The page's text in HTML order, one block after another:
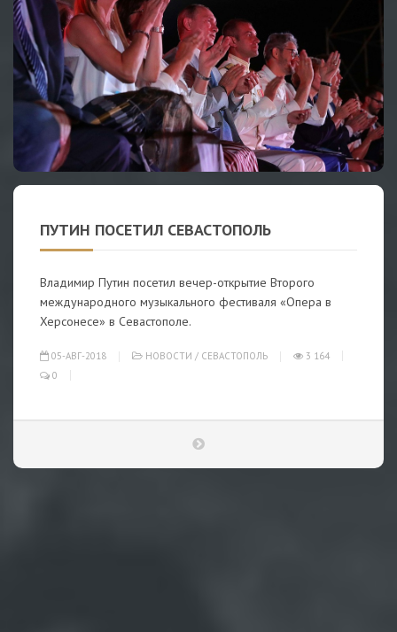
ПУТИН ПОСЕТИЛ СЕВАСТОПОЛЬ
Владимир Путин посетил вечер-открытие Второго
международного музыкального фестиваля «Опера в
Херсонесе» в Севастополе.
05-АВГ-2018 НОВОСТИ / СЕВАСТОПОЛЬ
3 164
0